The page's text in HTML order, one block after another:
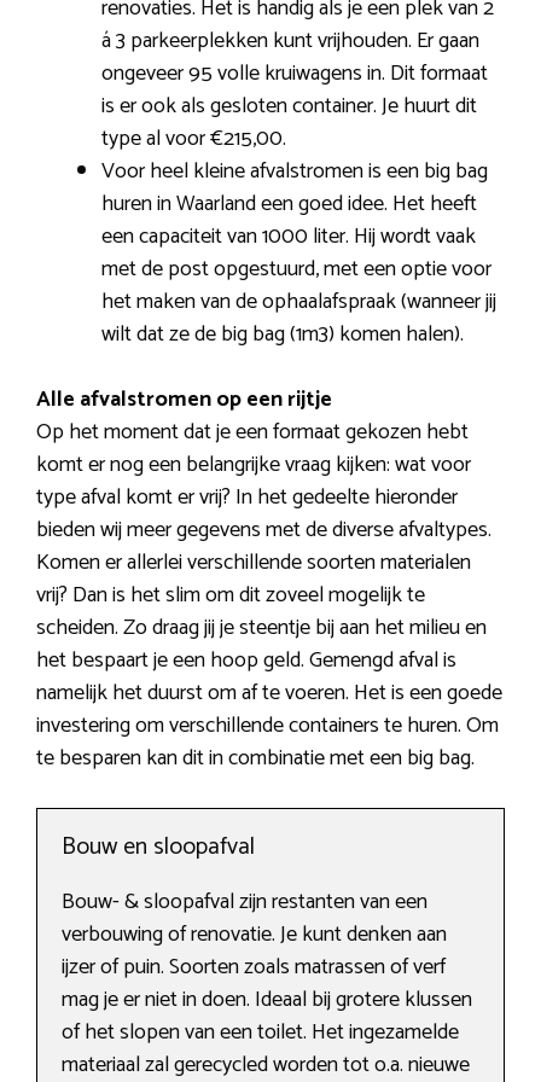
renovaties. Het is handig als je een plek van 2
á 3 parkeerplekken kunt vrijhouden. Er gaan
ongeveer 95 volle kruiwagens in. Dit formaat
is er ook als gesloten container. Je huurt dit
type al voor €215,00.
Voor heel kleine afvalstromen is een big bag
huren in Waarland een goed idee. Het heeft
een capaciteit van 1000 liter. Hij wordt vaak
met de post opgestuurd, met een optie voor
het maken van de ophaalafspraak (wanneer jij
wilt dat ze de big bag (1m3) komen halen).
Alle afvalstromen op een rijtje
Op het moment dat je een formaat gekozen hebt
komt er nog een belangrijke vraag kijken: wat voor
type afval komt er vrij? In het gedeelte hieronder
bieden wij meer gegevens met de diverse afvaltypes.
Komen er allerlei verschillende soorten materialen
vrij? Dan is het slim om dit zoveel mogelijk te
scheiden. Zo draag jij je steentje bij aan het milieu en
het bespaart je een hoop geld. Gemengd afval is
namelijk het duurst om af te voeren. Het is een goede
investering om verschillende containers te huren. Om
te besparen kan dit in combinatie met een big bag.
Bouw en sloopafval
Bouw- & sloopafval zijn restanten van een
verbouwing of renovatie. Je kunt denken aan
ijzer of puin. Soorten zoals matrassen of verf
mag je er niet in doen. Ideaal bij grotere klussen
of het slopen van een toilet. Het ingezamelde
materiaal zal gerecycled worden tot o.a. nieuwe